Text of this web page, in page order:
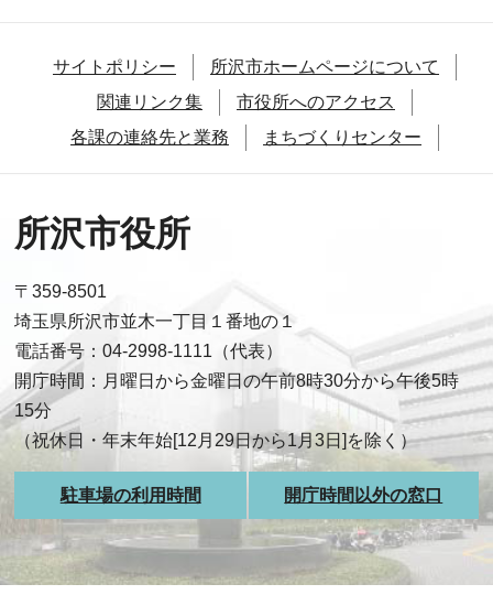
サイトポリシー
所沢市ホームページについて
関連リンク集
市役所へのアクセス
各課の連絡先と業務
まちづくりセンター
所沢市役所
〒359-8501
埼玉県所沢市並木一丁目１番地の１
電話番号：04-2998-1111（代表）
開庁時間：月曜日から金曜日の午前8時30分から午後5時
15分
（祝休日・年末年始[12月29日から1月3日]を除く）
駐車場の利用時間 開庁時間以外の窓口